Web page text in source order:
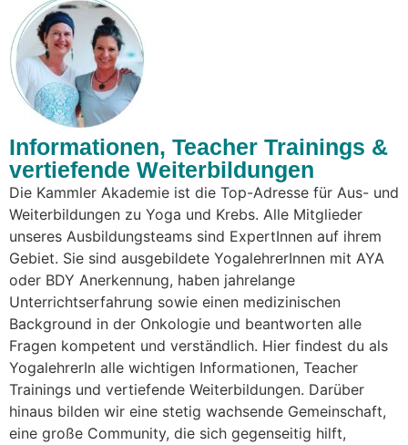
Informationen, Teacher Trainings &
vertiefende Weiterbildungen
Die Kammler Akademie ist die Top-Adresse für Aus- und
Weiterbildungen zu Yoga und Krebs. Alle Mitglieder
unseres Ausbildungsteams sind ExpertInnen auf ihrem
Gebiet. Sie sind ausgebildete YogalehrerInnen mit AYA
oder BDY Anerkennung, haben jahrelange
Unterrichtserfahrung sowie einen medizinischen
Background in der Onkologie und beantworten alle
Fragen kompetent und verständlich. Hier findest du als
YogalehrerIn alle wichtigen Informationen, Teacher
Trainings und vertiefende Weiterbildungen. Darüber
hinaus bilden wir eine stetig wachsende Gemeinschaft,
eine große Community, die sich gegenseitig hilft,